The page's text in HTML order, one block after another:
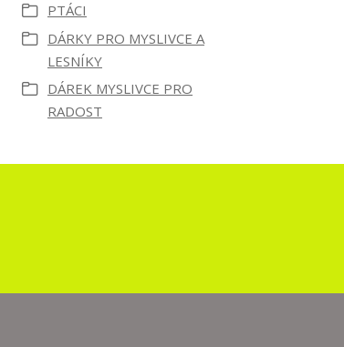
PTÁCI
DÁRKY PRO MYSLIVCE A
LESNÍKY
DÁREK MYSLIVCE PRO
RADOST